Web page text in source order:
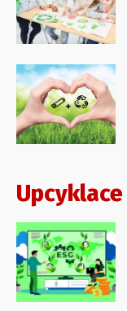
Upcyklace